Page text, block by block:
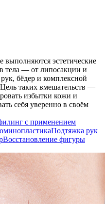
эстетические
тела — от липосакции и
бёдер и комплексной
таких вмешательств —
избытки кожи и
себя уверенно в своём
с применением
Подтяжка рук
Восстановление фигуры